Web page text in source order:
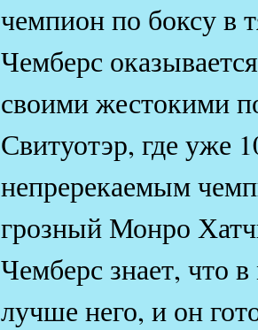
чемпион по боксу в
Чемберс
своими жестокими
Свитуотэр, где уже
непререкаемым
грозный Монро
Чемберс знает, что
лучше него, и он